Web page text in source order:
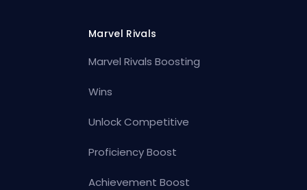
Marvel Rivals
Marvel Rivals Boosting
Wins
Unlock Competitive
Proficiency Boost
Achievement Boost